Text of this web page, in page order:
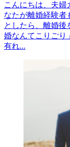
こんにちは、夫婦
なたが離婚経験者
としたら、離婚後
婚なんてこりごり
有れ...